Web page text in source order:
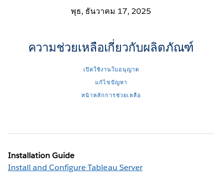
พุธ, ธันวาคม 17, 2025
ความช่วยเหลือเกี่ยวกับผลิตภัณฑ์
เปิดใช้งานใบอนุญาต
แก้ไขปัญหา
หน้าหลักการช่วยเหลือ
Installation Guide
Install and Configure Tableau Server